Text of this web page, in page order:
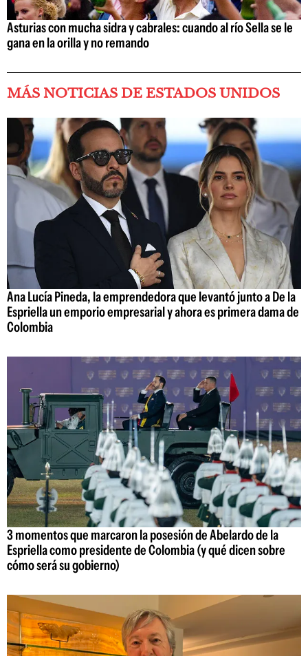
Asturias con mucha sidra y cabrales: cuando al río Sella se le
gana en la orilla y no remando
MÁS NOTICIAS DE ESTADOS UNIDOS
Ana Lucía Pineda, la emprendedora que levantó junto a De la
Espriella un emporio empresarial y ahora es primera dama de
Colombia
3 momentos que marcaron la posesión de Abelardo de la
Espriella como presidente de Colombia (y qué dicen sobre
cómo será su gobierno)